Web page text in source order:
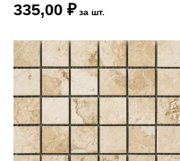
335,00 ₽ за шт.